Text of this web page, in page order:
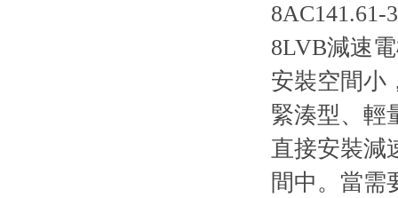
8AC141.61-3
8LVB減速
安裝空間小
緊湊型、輕
直接安裝減
間中。當需